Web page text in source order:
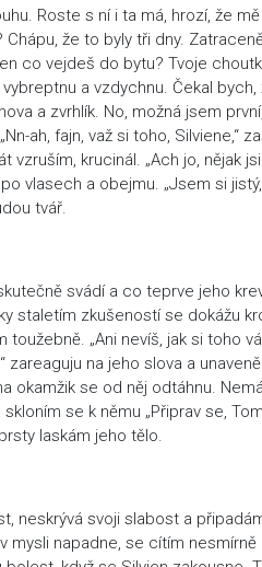
Roste s ní i ta má, hrozí, že
že to byly tři dny.
co vejdeš do bytu? Tvoje
a vzdychnu. Čekal bych,
a zvrhlík. No, možná jsem
ah, fajn, važ si toho, Silviene,“
krucinál. „Ach jo, nějak
vlasech a obejmu. „Jsem si
tvář.
svádí a co teprve jeho
staletím zkušeností se dokážu
„Ani nevíš, jak si toho
zareaguju na jeho slova a
okamžik se od něj odtáhnu.
se k němu „Připrav se,
laskám jeho tělo.
neskrývá svoji slabost a
mysli napadne, se cítím